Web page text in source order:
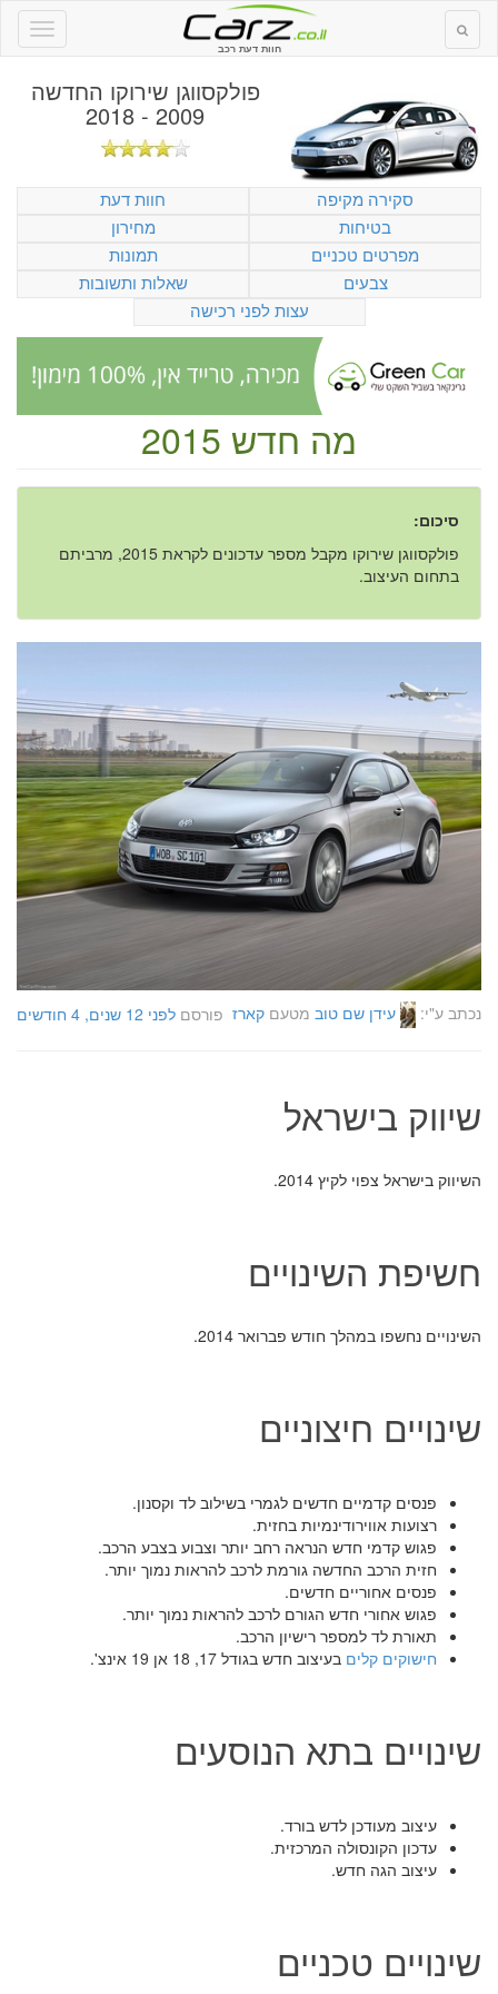
חוות דעת רכב
פולקסווגן שירוקו החדשה
2009 - 2018
סקירה מקיפה
חוות דעת
בטיחות
מחירון
מפרטים טכניים
תמונות
צבעים
שאלות ותשובות
עצות לפני רכישה
מה חדש 2015
סיכום:
פולקסווגן שירוקו מקבל מספר עדכונים לקראת 2015, מרביתם
בתחום העיצוב.
נכתב ע"י: עידן שם טוב מטעם קארז פורסם לפני 12 שנים, 4 חודשים
שיווק בישראל
השיווק בישראל צפוי לקיץ 2014.
חשיפת השינויים
השינויים נחשפו במהלך חודש פברואר 2014.
שינויים חיצוניים
פנסים קדמיים חדשים לגמרי בשילוב לד וקסנון.
רצועות אווירודינמיות בחזית.
פגוש קדמי חדש הנראה רחב יותר וצבוע בצבע הרכב.
חזית הרכב החדשה גורמת לרכב להראות נמוך יותר.
פנסים אחוריים חדשים.
פגוש אחורי חדש הגורם לרכב להראות נמוך יותר.
תאורת לד למספר רישיון הרכב.
חישוקים קלים בעיצוב חדש בגודל 17, 18 אן 19 אינצ'.
שינויים בתא הנוסעים
עיצוב מעודכן לדש בורד.
עדכון הקונסולה המרכזית.
עיצוב הגה חדש.
שינויים טכניים